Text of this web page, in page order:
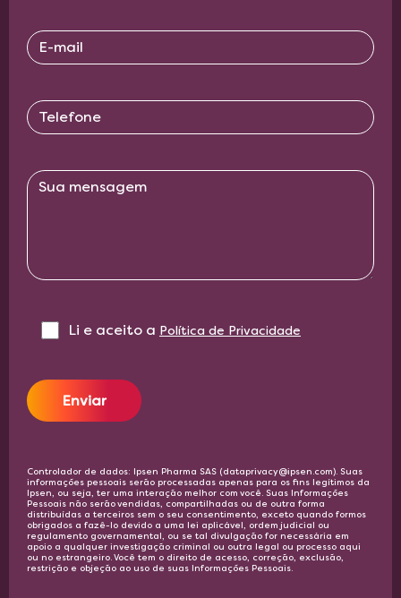
Li e aceito a‎ ‎ Política de Privacidade
Enviar
Controlador de dados: Ipsen Pharma SAS (dataprivacy@ipsen.com). Suas
informações pessoais serão processadas apenas para os fins legítimos da
Ipsen, ou seja, ter uma interação melhor com você. Suas Informações
Pessoais não serão vendidas, compartilhadas ou de outra forma
distribuídas a terceiros sem o seu consentimento, exceto quando formos
obrigados a fazê-lo devido a uma lei aplicável, ordem judicial ou
regulamento governamental, ou se tal divulgação for necessária em
apoio a qualquer investigação criminal ou outra legal ou processo aqui
ou no estrangeiro. Você tem o direito de acesso, correção, exclusão,
restrição e objeção ao uso de suas Informações Pessoais.​